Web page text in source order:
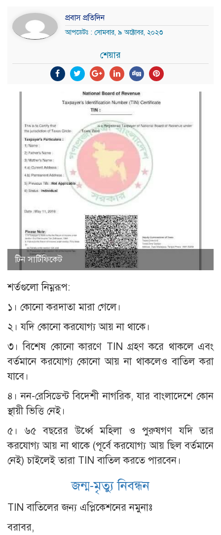
প্রবাস প্রতিদিন
আপডেটঃ : সোমবার, ৯ অক্টোবর, ২০২৩
শেয়ার
টিন সার্টিফিকেট
শর্তগুলো নিম্নরূপ:
১। কোনো করদাতা মারা গেলে।
২। যদি কোনো করযোগ্য আয় না থাকে।
৩। বিশেষ কোনো কারণে TIN গ্রহণ করে থাকলে এবং
বর্তমানে করযোগ্য কোনো আয় না থাকলেও বাতিল করা
যাবে।
৪। নন-রেসিডেন্ট বিদেশী নাগরিক, যার বাংলাদেশে কোন
স্থায়ী ভিত্তি নেই।
৫। ৬৫ বছরের উর্ধ্বে মহিলা ও পুরুষগণ যদি তার
করযোগ্য আয় না থাকে (পূর্বে করযোগ্য আয় ছিল বর্তমানে
নেই) চাইলেই তারা TIN বাতিল করতে পারবেন।
জন্ম-মৃত্যু নিবন্ধন
TIN বাতিলের জন্য এপ্লিকেশনের নমুনাঃ
বরাবর,